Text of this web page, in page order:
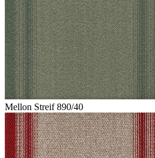
Mellon Streif 890/40